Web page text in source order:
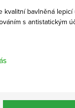
kvalitní bavlněná
s antistatickým